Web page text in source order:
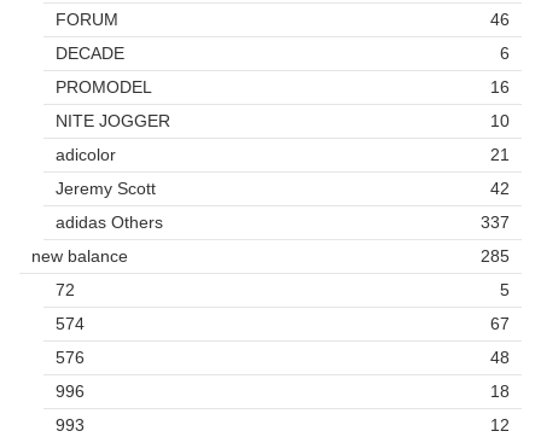
FORUM
46
DECADE
6
PROMODEL
16
NITE JOGGER
10
adicolor
21
Jeremy Scott
42
adidas Others
337
new balance
285
72
5
574
67
576
48
996
18
993
12